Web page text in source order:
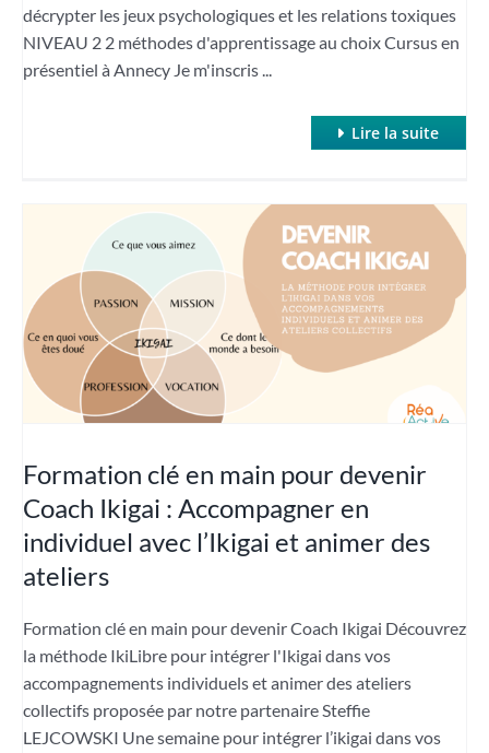
décrypter les jeux psychologiques et les relations toxiques
NIVEAU 2 2 méthodes d'apprentissage au choix Cursus en
présentiel à Annecy Je m'inscris ...
Lire la suite
Formation clé en main pour devenir
Coach Ikigai : Accompagner en
individuel avec l’Ikigai et animer des
ateliers
Formation clé en main pour devenir Coach Ikigai Découvrez
la méthode IkiLibre pour intégrer l'Ikigai dans vos
accompagnements individuels et animer des ateliers
collectifs proposée par notre partenaire Steffie
LEJCOWSKI Une semaine pour intégrer l’ikigai dans vos